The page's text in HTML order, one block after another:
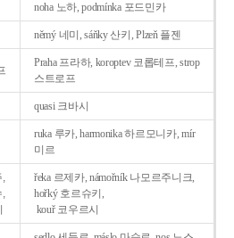
noha 노하, podmínka 포드민카
němý 네미, sáňky 산키, Plzeň 플젠
Praha 프라하, koroptev 코롭테프, strop
스트로프
quasi 크바시
ruka 루카, harmonika 하르모니카, mír
미르
,
,
řeka 르제카, námořník 나모르주니크,
hořký 호르슈키,
kouř 코우르시